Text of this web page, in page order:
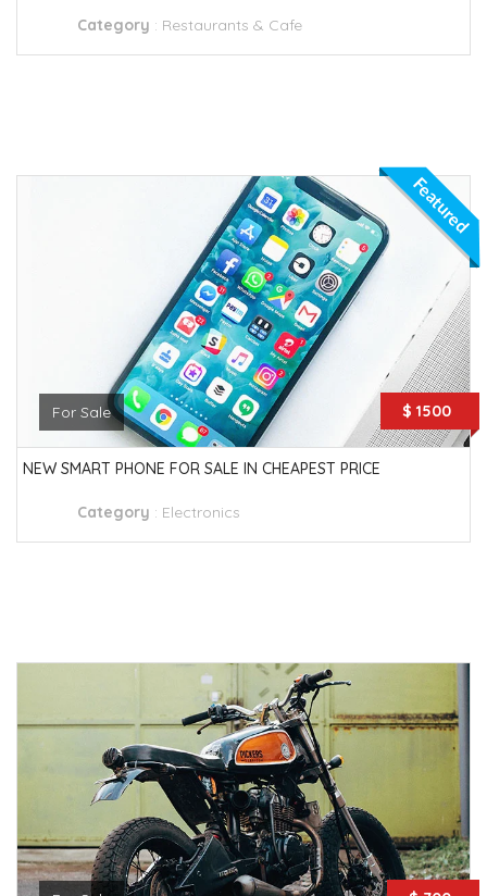
Category : Restaurants & Cafe
Featured
For Sale $ 1500
NEW SMART PHONE FOR SALE IN CHEAPEST PRICE
Category : Electronics